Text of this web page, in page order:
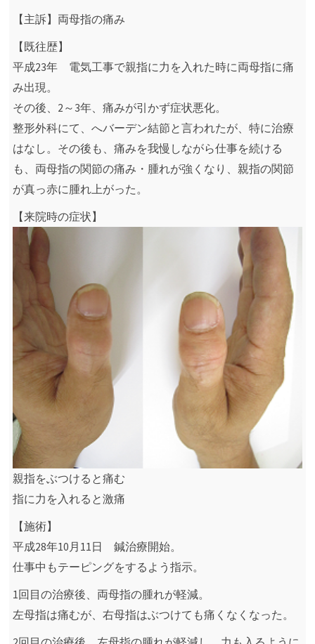
【主訴】両母指の痛み
【既往歴】
平成23年 電気工事で親指に力を入れた時に両母指に痛
み出現。
その後、2～3年、痛みが引かず症状悪化。
整形外科にて、へバーデン結節と言われたが、特に治療
はなし。その後も、痛みを我慢しながら仕事を続ける
も、両母指の関節の痛み・腫れが強くなり、親指の関節
が真っ赤に腫れ上がった。
【来院時の症状】
親指をぶつけると痛む
指に力を入れると激痛
【施術】
平成28年10月11日 鍼治療開始。
仕事中もテーピングをするよう指示。
1回目の治療後、両母指の腫れが軽減。
左母指は痛むが、右母指はぶつけても痛くなくなった。